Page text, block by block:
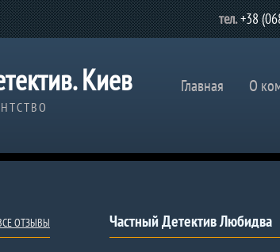
тел.+38
Киев Главная О
Частный Детектив Любидва
ОТЗЫВЫ